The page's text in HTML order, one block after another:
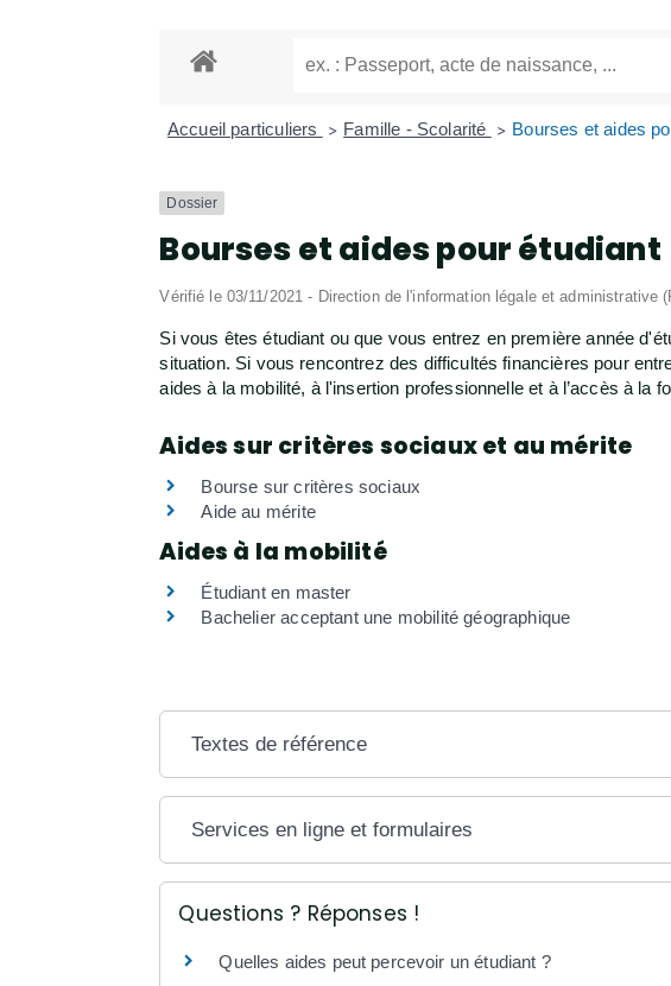
Accueil particuliers > Famille - Scolarité > Bourses et aides
Dossier
Bourses et aides pour étudiant
Vérifié le 03/11/2021 - Direction de l'information légale et administrative
Si vous êtes étudiant ou que vous entrez en première année
situation. Si vous rencontrez des difficultés financières pour
aides à la mobilité, à l'insertion professionnelle et à l’accès à la
Aides sur critères sociaux et au mérite
Bourse sur critères sociaux
Aide au mérite
Aides à la mobilité
Étudiant en master
Bachelier acceptant une mobilité géographique
Textes de référence
Services en ligne et formulaires
Questions ? Réponses !
Quelles aides peut percevoir un étudiant ?